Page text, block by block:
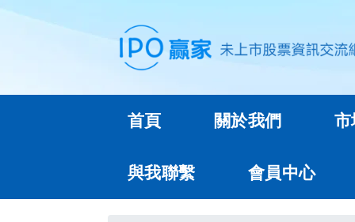
首頁 關於我們 市
與我聯繫 會員中心